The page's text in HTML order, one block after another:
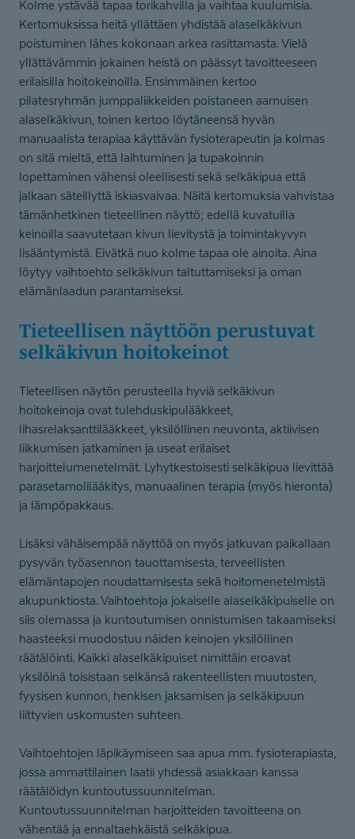
Kolme ystävää tapaa torikahvilla ja vaihtaa kuulumisia.
Kertomuksissa heitä yllättäen yhdistää alaselkäkivun
poistuminen lähes kokonaan arkea rasittamasta. Vielä
yllättävämmin jokainen heistä on päässyt tavoitteeseen
erilaisilla hoitokeinoilla. Ensimmäinen kertoo
pilatesryhmän jumppaliikkeiden poistaneen aamuisen
alaselkäkivun, toinen kertoo löytäneensä hyvän
manuaalista terapiaa käyttävän fysioterapeutin ja kolmas
on sitä mieltä, että laihtuminen ja tupakoinnin
lopettaminen vähensi oleellisesti sekä selkäkipua että
jalkaan säteillyttä iskiasvaivaa. Näitä kertomuksia vahvistaa
tämänhetkinen tieteellinen näyttö; edellä kuvatuilla
keinoilla saavutetaan kivun lievitystä ja toimintakyvyn
lisääntymistä. Eivätkä nuo kolme tapaa ole ainoita. Aina
löytyy vaihtoehto selkäkivun taltuttamiseksi ja oman
elämänlaadun parantamiseksi.
Tieteellisen näyttöön perustuvat
selkäkivun hoitokeinot
Tieteellisen näytön perusteella hyviä selkäkivun
hoitokeinoja ovat tulehduskipulääkkeet,
lihasrelaksanttilääkkeet, yksilöllinen neuvonta, aktiivisen
liikkumisen jatkaminen ja useat erilaiset
harjoittelumenetelmät. Lyhytkestoisesti selkäkipua lievittää
parasetamolilääkitys, manuaalinen terapia (myös hieronta)
ja lämpöpakkaus.
Lisäksi vähäisempää näyttöä on myös jatkuvan paikallaan
pysyvän työasennon tauottamisesta, terveellisten
elämäntapojen noudattamisesta sekä hoitomenetelmistä
akupunktiosta. Vaihtoehtoja jokaiselle alaselkäkipuiselle on
siis olemassa ja kuntoutumisen onnistumisen takaamiseksi
haasteeksi muodostuu näiden keinojen yksilöllinen
räätälöinti. Kaikki alaselkäkipuiset nimittäin eroavat
yksilöinä toisistaan selkänsä rakenteellisten muutosten,
fyysisen kunnon, henkisen jaksamisen ja selkäkipuun
liittyvien uskomusten suhteen.
Vaihtoehtojen läpikäymiseen saa apua mm. fysioterapiasta,
jossa ammattilainen laatii yhdessä asiakkaan kanssa
räätälöidyn kuntoutussuunnitelman.
Kuntoutussuunnitelman harjoitteiden tavoitteena on
vähentää ja ennaltaehkäistä selkäkipua.